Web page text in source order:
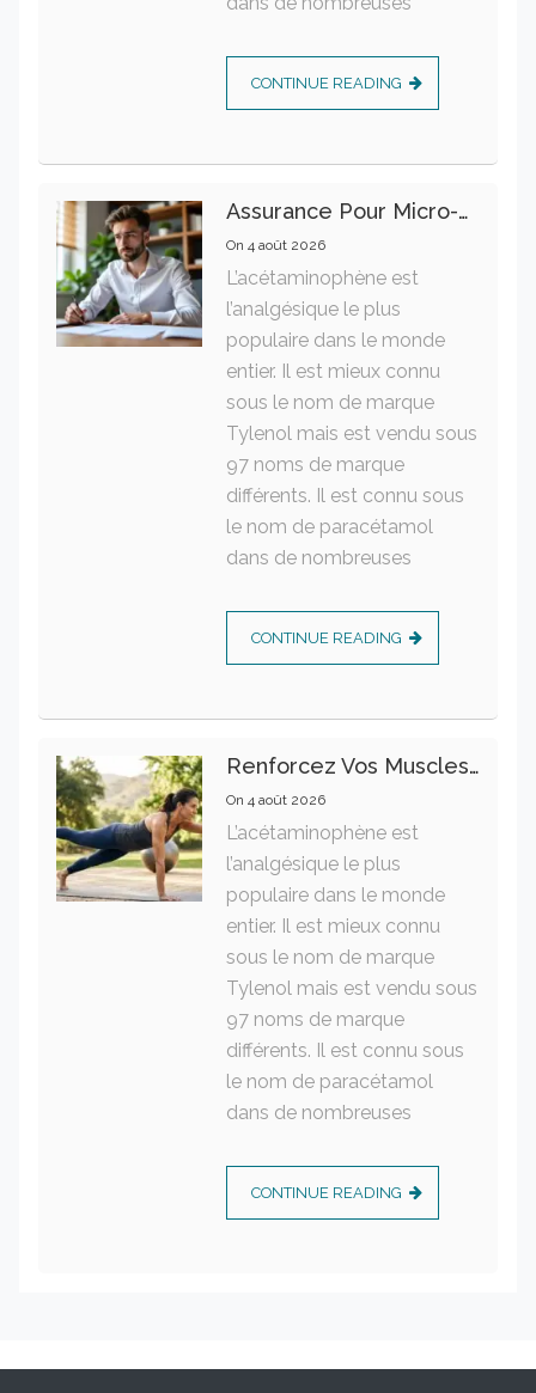
CONTINUE READING
Assurance Pour Micro-Entrepreneur : Les Garanties Essentielles À Connaître
On 4 août 2026
L’acétaminophène est
l’analgésique le plus
populaire dans le monde
entier. Il est mieux connu
sous le nom de marque
Tylenol mais est vendu sous
97 noms de marque
différents. Il est connu sous
le nom de paracétamol
dans de nombreuses
CONTINUE READING
Renforcez Vos Muscles Profonds Pour Apaiser Votre Mal De Dos
On 4 août 2026
L’acétaminophène est
l’analgésique le plus
populaire dans le monde
entier. Il est mieux connu
sous le nom de marque
Tylenol mais est vendu sous
97 noms de marque
différents. Il est connu sous
le nom de paracétamol
dans de nombreuses
CONTINUE READING